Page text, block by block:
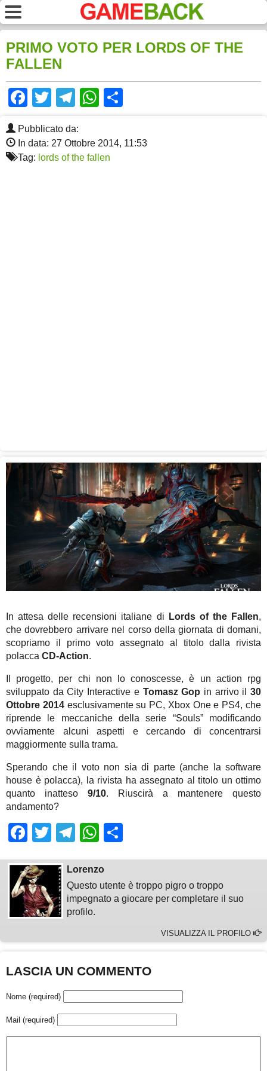
PRIMO VOTO PER LORDS OF THE
FALLEN
Facebook
TwitterTelegram
WhatsApp
Pubblicato da:
In data: 27 Ottobre 2014, 11:53
Tag: lords of the fallen
In attesa delle recensioni italiane di Lords of the Fallen,
che dovrebbero arrivare nel corso della giornata di domani,
scopriamo il primo voto assegnato al titolo dalla rivista
polacca CD-Action.
Il progetto, per chi non lo conoscesse, è un action rpg
sviluppato da City Interactive e Tomasz Gop in arrivo il30
Ottobre 2014esclusivamente su PC, Xbox One e PS4, che
riprende le meccaniche della serie “Souls” modificando
ovviamente alcuni aspetti e cercando di concentrarsi
maggiormente sulla trama.
Sperando che il voto non sia di parte (anche la software
house è polacca), la rivista ha assegnato al titolo un ottimo
quanto inatteso 9/10. Riuscirà a mantenere questo
andamento?
Facebook
TwitterTelegram
WhatsApp
Lorenzo
Questo utente è troppo pigro o troppo
impegnato a giocare per completare il suo
profilo.
VISUALIZZA IL PROFILO
LASCIA UN COMMENTO
Nome (required)
Mail (required)